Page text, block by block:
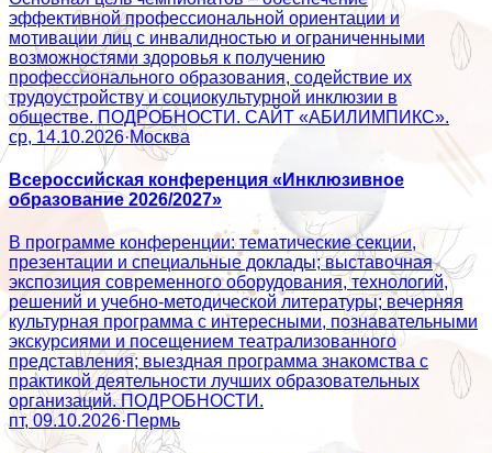
эффективной профессиональной ориентации и
мотивации лиц с инвалидностью и ограниченными
возможностями здоровья к получению
профессионального образования, содействие их
трудоустройству и социокультурной инклюзии в
обществе. ПОДРОБНОСТИ. САЙТ «АБИЛИМПИКС».
ср, 14.10.2026·Москва
Всероссийская конференция «Инклюзивное
образование 2026/2027»
В программе конференции: тематические секции,
презентации и специальные доклады; выставочная
экспозиция современного оборудования, технологий,
решений и учебно-методической литературы; вечерняя
культурная программа с интересными, познавательными
экскурсиями и посещением театрализованного
представления; выездная программа знакомства с
практикой деятельности лучших образовательных
организаций. ПОДРОБНОСТИ.
пт, 09.10.2026·Пермь